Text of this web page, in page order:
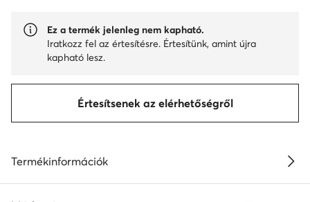
Ez a termék jelenleg nem kapható.
Iratkozz fel az értesítésre. Értesítünk, amint újra
kapható lesz.
Értesítsenek az elérhetőségről
Termékinformációk